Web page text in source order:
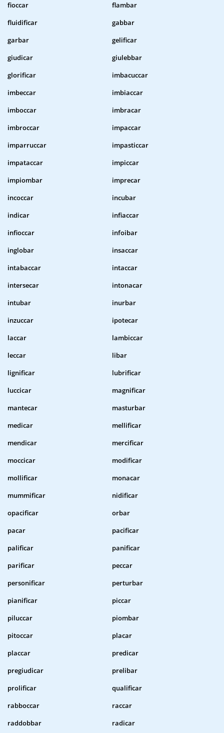
fioccar
flambar
fluidificar
gabbar
garbar
gelificar
giudicar
giulebbar
glorificar
imbacuccar
imbeccar
imbiaccar
imboccar
imbracar
imbroccar
impaccar
imparruccar
impasticcar
impataccar
impiccar
impiombar
imprecar
incoccar
incubar
indicar
infiaccar
infioccar
infoibar
inglobar
insaccar
intabaccar
intaccar
intersecar
intonacar
intubar
inurbar
inzuccar
ipotecar
laccar
lambiccar
leccar
libar
lignificar
lubrificar
luccicar
magnificar
mantecar
masturbar
medicar
mellificar
mendicar
mercificar
moccicar
modificar
mollificar
monacar
mummificar
nidificar
opacificar
orbar
pacar
pacificar
palificar
panificar
parificar
peccar
personificar
perturbar
pianificar
piccar
piluccar
piombar
pitoccar
placar
placcar
predicar
pregiudicar
prelibar
prolificar
qualificar
rabboccar
raccar
raddobbar
radicar